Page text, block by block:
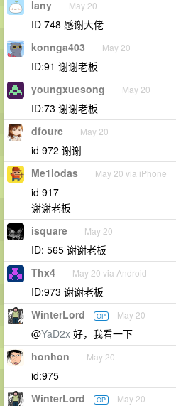
lany May 20
ID 748 感谢大佬
konnga403 May 20
ID:91 谢谢老板
youngxuesong May 20
ID:73 谢谢老板
dfourc May 20
id 972 谢谢
Me1iodas May 20 via iPhone
id 917
谢谢老板
isquare May 20
ID: 565 谢谢老板
Thx4 May 20 via Android
ID:973 谢谢老板
WinterLord OP May 20
@YaD2x 好，我看一下
honhon May 20
id:975
WinterLord OP May 20